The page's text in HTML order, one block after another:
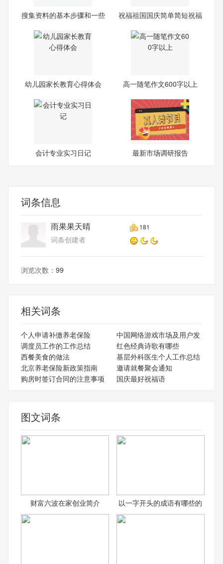
搜集资料的基本步骤和一些
祝福祖国国庆简单简短祝福
幼儿园家长教育心得体会 高一随笔作文600字以上
会计专业实习日记 最新市场调研报告
词条信息
雨果果天晴 181
词条创建者
浏览次数： 99
相关词条
个人申请补缴养老保险
中国网络游戏市场及用户发
调度员工作的工作总结
红色经典诗歌有哪些
西餐美食的做法
基层外科医生个人工作总结
北京养老保险新政策指南
邀请就餐聚会通知
购房时签订合同的注意事项
国庆最好祝福语
图文词条
财富六波在家创业简介 以一字开头的成语有哪些的